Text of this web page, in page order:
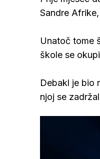
Sandre
Unatoč tome
škole se
Debakl je bio
njoj se